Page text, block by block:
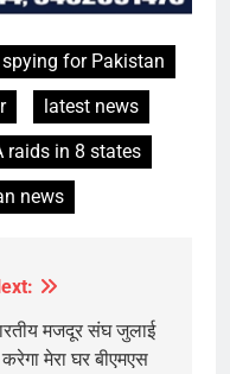
for Pakistan
latest news
raids in 8 states
news
मजदूर संघ जुलाई
मेरा घर बीएमएस